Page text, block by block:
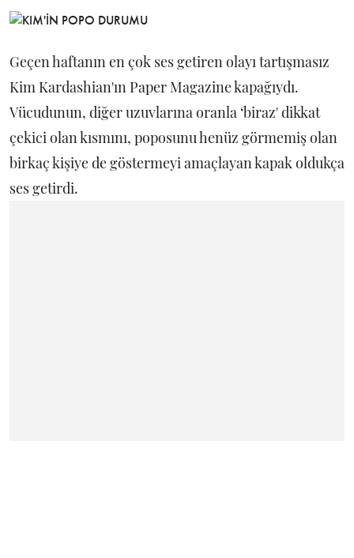
Geçen haftanın en çok ses getiren olayı tartışmasız
Kim Kardashian'ın Paper Magazine kapağıydı.
Vücudunun, diğer uzuvlarına oranla ‘biraz' dikkat
çekici olan kısmını, poposunu henüz görmemiş olan
birkaç kişiye de göstermeyi amaçlayan kapak oldukça
ses getirdi.